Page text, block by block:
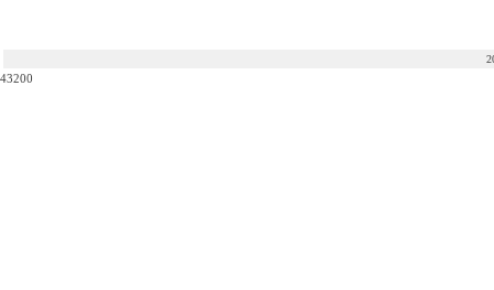
43200